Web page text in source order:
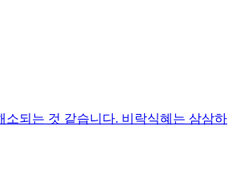
되는 것 같습니다. 비락식혜는 삼삼하